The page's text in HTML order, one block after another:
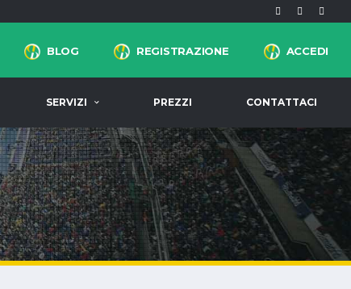
BLOG REGISTRAZIONE ACCEDI
SERVIZI PREZZI CONTATTACI